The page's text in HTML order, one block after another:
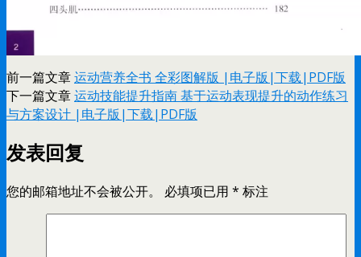
前一篇文章运动营养全书 全彩图解版 |电子版|下载|PDF版
下一篇文章运动技能提升指南 基于运动表现提升的动作练习
与方案设计 |电子版|下载|PDF版
发表回复
您的邮箱地址不会被公开。 必填项已用 * 标注